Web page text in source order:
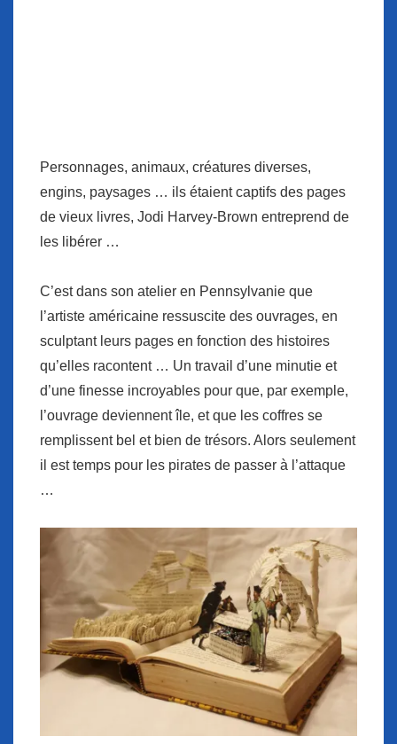
Personnages, animaux, créatures diverses,
engins, paysages … ils étaient captifs des pages
de vieux livres, Jodi Harvey-Brown entreprend de
les libérer …
C’est dans son atelier en Pennsylvanie que
l’artiste américaine ressuscite des ouvrages, en
sculptant leurs pages en fonction des histoires
qu’elles racontent … Un travail d’une minutie et
d’une finesse incroyables pour que, par exemple,
l’ouvrage deviennent île, et que les coffres se
remplissent bel et bien de trésors. Alors seulement
il est temps pour les pirates de passer à l’attaque
…